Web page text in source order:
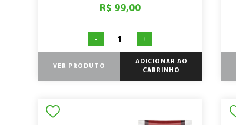
R$ 99,00
- +
VER PRODUTO
ADICIONAR AO
CARRINHO